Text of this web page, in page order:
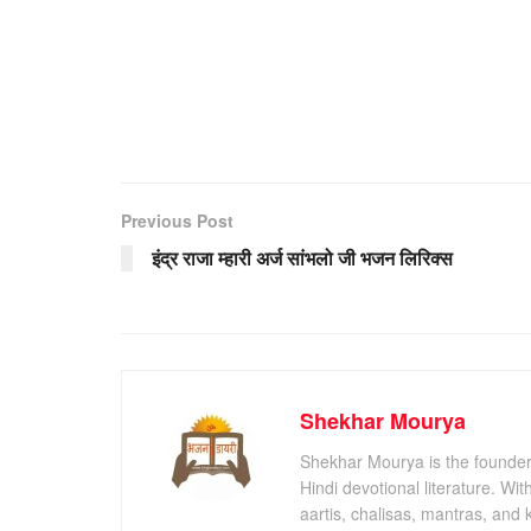
Previous Post
इंद्र राजा म्हारी अर्ज सांभलो जी भजन लिरिक्स
Shekhar Mourya
Shekhar Mourya is the
Hindi devotional literature.
aartis, chalisas, mantras, and